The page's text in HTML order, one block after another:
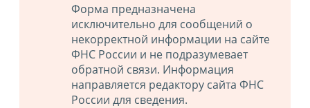
Форма предназначена
исключительно для сообщений о
некорректной информации на сайте
ФНС России и не подразумевает
обратной связи. Информация
направляется редактору сайта ФНС
России для сведения.